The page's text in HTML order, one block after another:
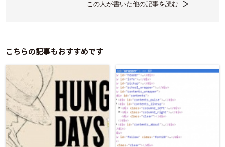
この人が書いた他の記事を読む
こちらの記事もおすすめです